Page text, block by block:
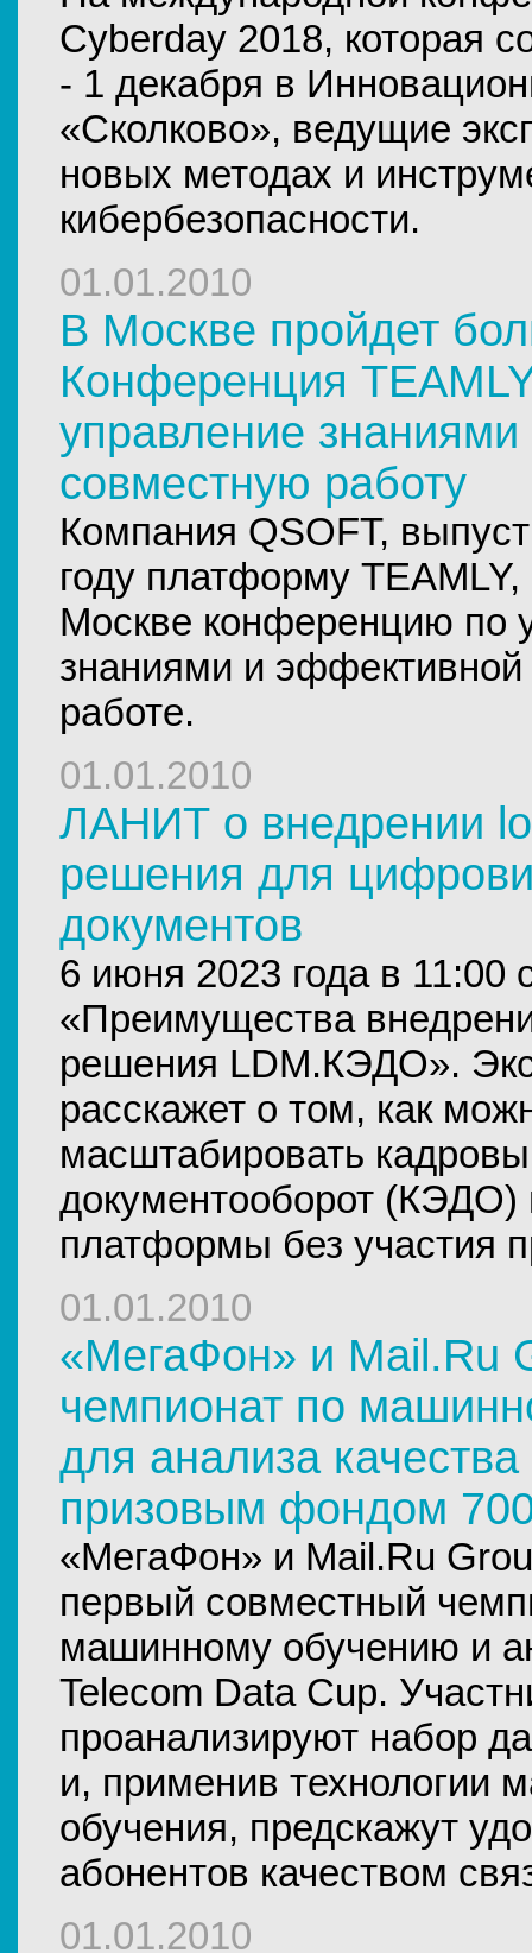
Cyberday 2018, которая
- 1 декабря в
«Сколково», ведущие
новых методах и
кибербезопасности.
01.01.2010
В Москве пройдет
Конференция
управление
совместную работу
Компания QSOFT,
году платформу TEAMLY,
Москве конференцию по
знаниями и
работе.
01.01.2010
ЛАНИТ о внедрении
решения для
документов
6 июня 2023 года в 11:00
«Преимущества
решения LDM.КЭДО».
расскажет о том, как
масштабировать
документооборот (КЭДО)
платформы без участия
01.01.2010
«МегаФон» и Mail.Ru
чемпионат по
для анализа качества
призовым фондом
«МегаФон» и Mail.Ru
первый совместный
машинному обучению и
Telecom Data Cup.
проанализируют набор
и, применив технологии
обучения, предскажут
абонентов качеством
01.01.2010